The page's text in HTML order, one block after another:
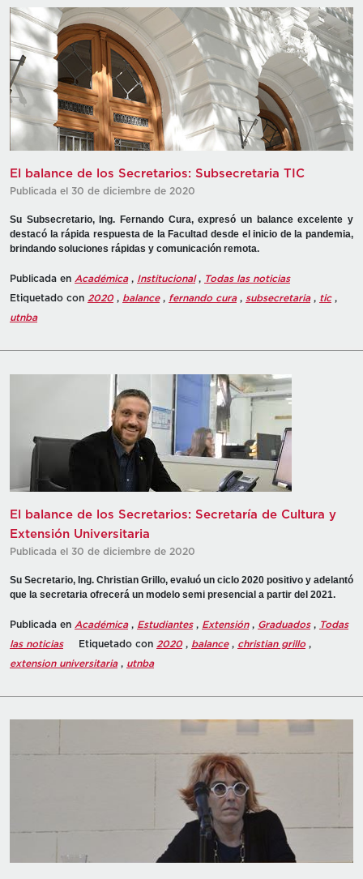
El balance de los Secretarios: Subsecretaria TIC
Publicada el 30 de diciembre de 2020
Su Subsecretario, Ing. Fernando Cura, expresó un balance excelente y
destacó la rápida respuesta de la Facultad desde el inicio de la pandemia,
brindando soluciones rápidas y comunicación remota.
Publicada en Académica, Institucional, Todas las noticias
Etiquetado con 2020, balance, fernando cura, subsecretaria, tic,
utnba
El balance de los Secretarios: Secretaría de Cultura y
Extensión Universitaria
Publicada el 30 de diciembre de 2020
Su Secretario, Ing. Christian Grillo, evaluó un ciclo 2020 positivo y adelantó
que la secretaria ofrecerá un modelo semi presencial a partir del 2021.
Publicada en Académica, Estudiantes, Extensión, Graduados, Todas
las noticias
Etiquetado con 2020, balance, christian grillo,
extension universitaria, utnba